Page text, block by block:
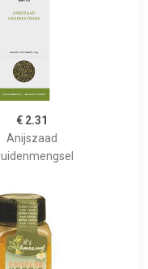
€ 2.31
Anijszaad